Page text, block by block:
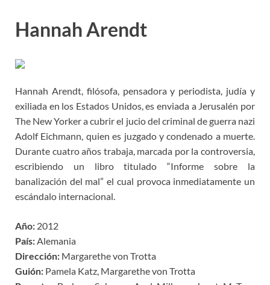
Hannah Arendt
Hannah Arendt, filósofa, pensadora y periodista, judía y
exiliada en los Estados Unidos, es enviada a Jerusalén por
The New Yorker a cubrir el jucio del criminal de guerra nazi
Adolf Eichmann, quien es juzgado y condenado a muerte.
Durante cuatro años trabaja, marcada por la controversia,
escribiendo un libro titulado “Informe sobre la
banalización del mal” el cual provoca inmediatamente un
escándalo internacional.
Año: 2012
País:Alemania
Dirección: Margarethe von Trotta
Guión: Pamela Katz, Margarethe von Trotta